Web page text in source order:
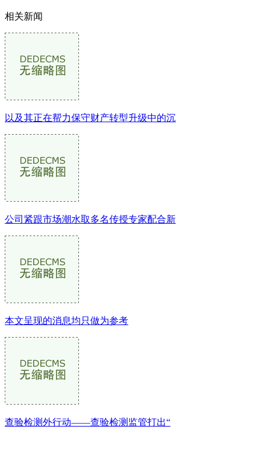
相关新闻
以及其正在帮力保守财产转型升级中的沉
公司紧跟市场潮水取多名传授专家配合新
本文呈现的消息均只做为参考
查验检测外行动——查验检测监管打出“